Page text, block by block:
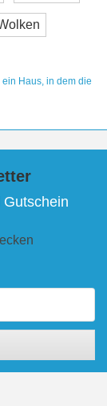
Haus, in dem die